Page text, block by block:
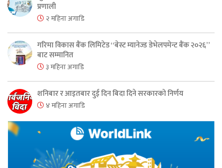
प्रणाली
२ महिना अगाडि
गरिमा विकास बैंक लिमिटेड “बेस्ट म्यानेज्ड डेभेलपमेन्ट बैंक २०२६”
बाट सम्मानित
३ महिना अगाडि
शनिबार र आइतबार दुई दिन बिदा दिने सरकारको निर्णय
४ महिना अगाडि